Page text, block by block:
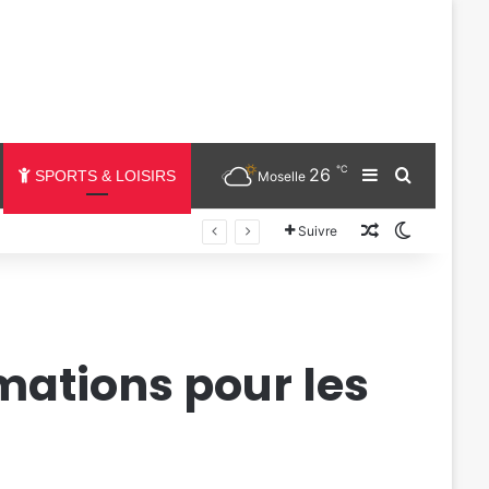
SPORTS & LOISIRS Moselle 26℃ SidebarChercher
Suivre Un article au
pour les